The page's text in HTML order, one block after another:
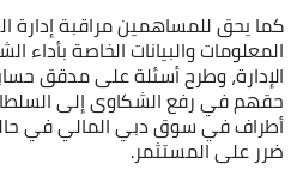
كما يحق للمساهمين مراقبة إدارة
المعلومات والبيانات الخاصة
الإدارة، وطرح أسئلة على مدقق
حقهم في رفع الشكاوى إلى
أطراف في سوق دبي المالي في
ضرر على المستثمر.